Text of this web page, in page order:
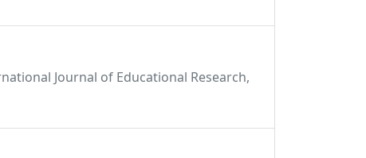
Journal of Educational Research,